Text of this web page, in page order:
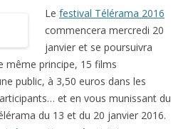
Le festival Télérama 2016
commencera mercredi 20
janvier et se poursuivra
même principe, 15 films
public, à 3,50 euros dans les
et en vous munissant du
du 13 et du 20 janvier 2016.